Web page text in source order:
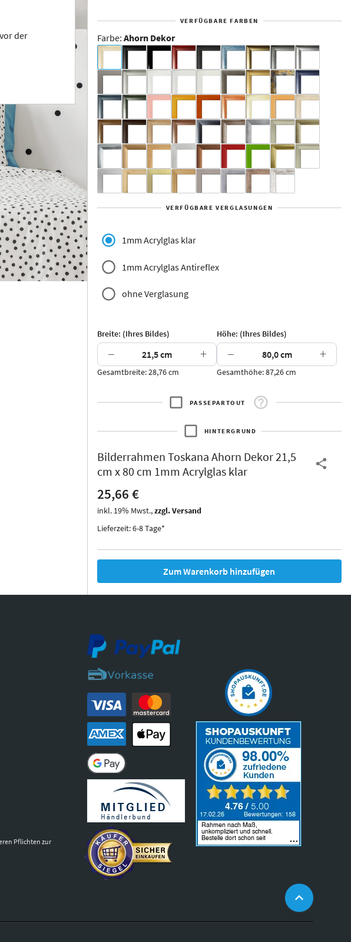
der
Dakota -
Rahmenloser
Aluminium
Yukon Alaska
Jersey Dauphine
Arran Luzern Andros Attika
Thurgau
Thurgau
*Canvas*
Burgund
Kunststoff
Ohio
VERFÜGBARE FARBEN
Farbe: Ahorn Dekor
VERFÜGBARE VERGLASUNGEN
1mm Acrylglas klar
1mm Acrylglas Antireflex
ohne Verglasung
Breite: (Ihres Bildes)
− +
Gesamtbreite: 28,76 cm
Höhe: (Ihres Bildes)
− +
Gesamthöhe: 87,26 cm
PASSEPARTOUT
HINTERGRUND
Bilderrahmen Toskana Ahorn Dekor 21,5
cm x 80 cm 1mm Acrylglas klar
25,66 €
inkl. 19% Mwst.,zzgl. Versand
Lieferzeit: 6-8 Tage*
Zum Warenkorb hinzufügen
Pflichten zur